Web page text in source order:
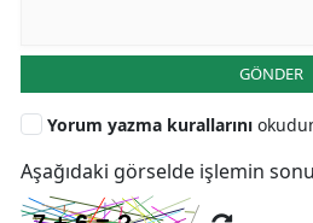
GÖNDER
Yorum yazma kurallarını
Aşağıdaki görselde işlemin